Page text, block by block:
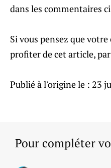
dans les commentaires
Si vous pensez que
profiter de cet article,
Publié à l'origine le : 23
Pour compléter